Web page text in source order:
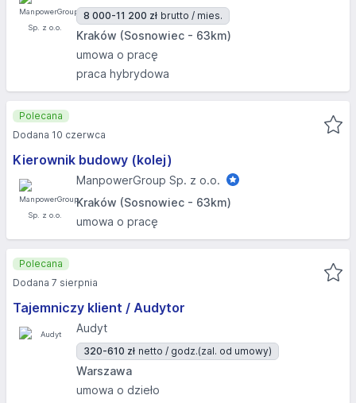
8 000-11 200 zł brutto / mies.
Kraków (Sosnowiec - 63km)
umowa o pracę
praca hybrydowa
Kierownik budowy (kolej)
ManpowerGroup Sp. z o.o.
Kraków (Sosnowiec - 63km)
umowa o pracę
Polecana
Dodana 10 czerwca
Tajemniczy klient / Audytor
Audyt
320-610 zł netto / godz.(zal. od umowy)
Warszawa
umowa o dzieło
Polecana
Dodana 7 sierpnia